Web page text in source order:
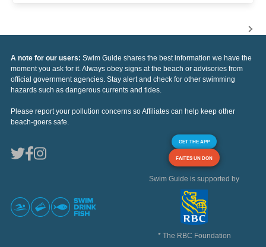
A note for our users: Swim Guide shares the best information we have the
moment you ask for it. Always obey signs at the beach or advisories from
official government agencies. Stay alert and check for other swimming
hazards such as dangerous currents and tides.
Please report your pollution concerns so Affiliates can help keep other
beach-goers safe.
GET THE APP
FAITES UN DON
Swim Guide is supported by
* The RBC Foundation